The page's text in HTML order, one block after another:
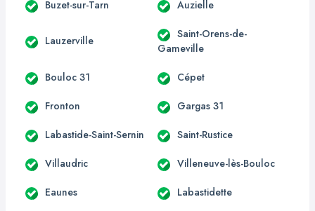
Buzet-sur-Tarn Auzielle
Lauzerville
Saint-Orens-de-
Gameville
Bouloc 31 Cépet
Fronton Gargas 31
Labastide-Saint-Sernin Saint-Rustice
Villaudric Villeneuve-lès-Bouloc
Eaunes Labastidette